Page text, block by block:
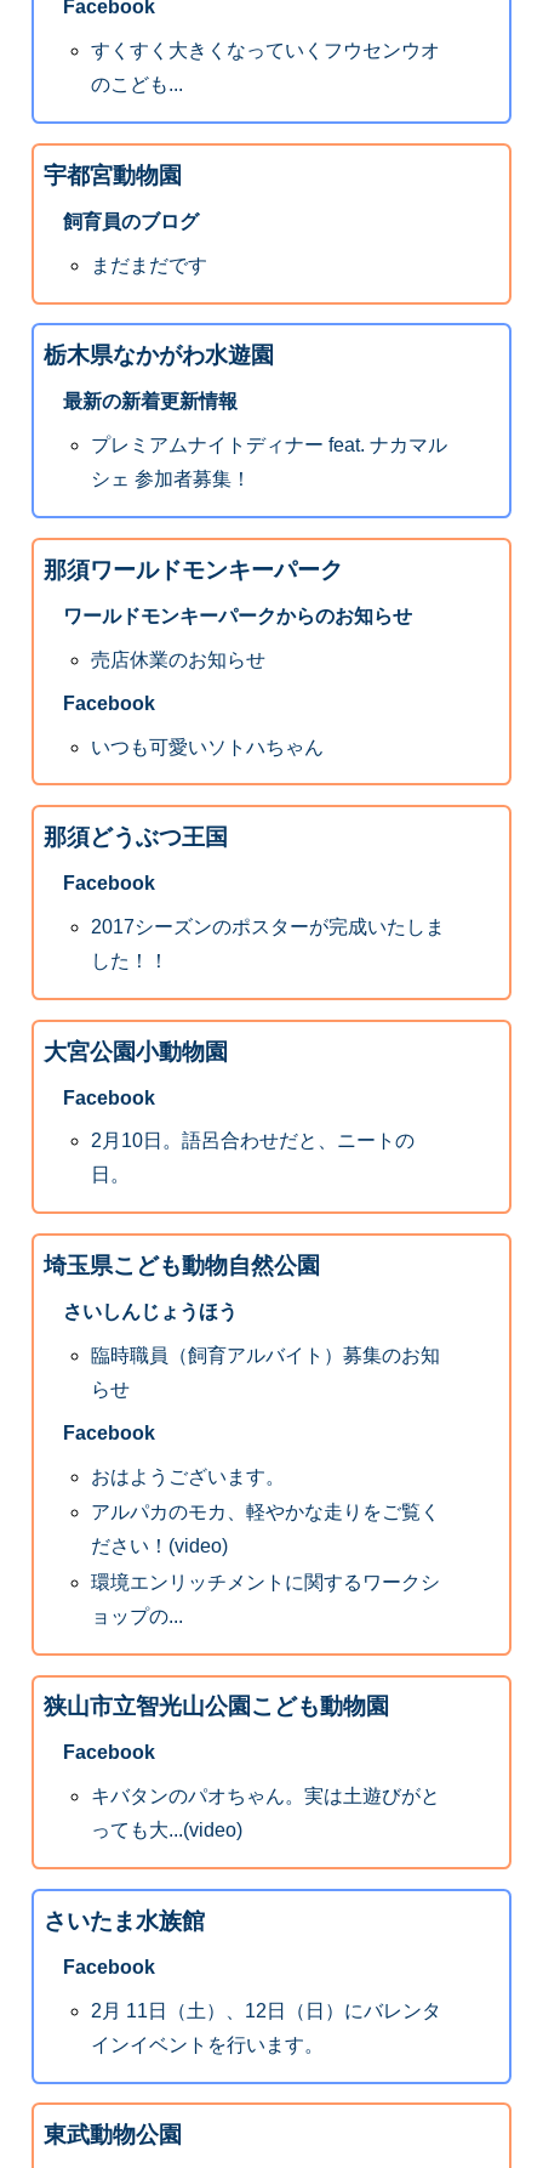
Facebook
すくすく大きくなっていくフウセンウオ
のこども...
宇都宮動物園
飼育員のブログ
まだまだです
栃木県なかがわ水遊園
最新の新着更新情報
プレミアムナイトディナー feat. ナカマル
シェ 参加者募集！
那須ワールドモンキーパーク
ワールドモンキーパークからのお知らせ
売店休業のお知らせ
Facebook
いつも可愛いソトハちゃん
那須どうぶつ王国
Facebook
2017シーズンのポスターが完成いたしま
した！！
大宮公園小動物園
Facebook
2月10日。語呂合わせだと、ニートの
日。
埼玉県こども動物自然公園
さいしんじょうほう
臨時職員（飼育アルバイト）募集のお知
らせ
Facebook
おはようございます。
アルパカのモカ、軽やかな走りをご覧く
ださい！(video)
環境エンリッチメントに関するワークシ
ョップの...
狭山市立智光山公園こども動物園
Facebook
キバタンのパオちゃん。実は土遊びがと
っても大...(video)
さいたま水族館
Facebook
2月 11日（土）、12日（日）にバレンタ
インイベントを行います。
東武動物公園